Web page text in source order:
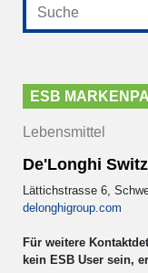
ESB
Lebensmittel
De'Longhi
Lättichstrasse 6,
delonghigroup.com
Für weitere
kein ESB User sein,